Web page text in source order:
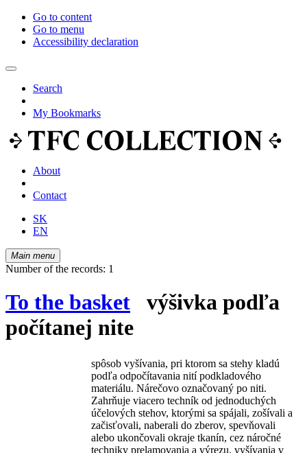
Go to content
Go to menu
Accessibility declaration
Search
My Bookmarks
About
Contact
SK
EN
Main menu
Number of the records: 1
To the basket výšivka podľa
počítanej nite
spôsob vyšívania, pri ktorom sa stehy kladú
podľa odpočítavania nití podkladového
materiálu. Nárečovo označovaný po niti.
Zahrňuje viacero techník od jednoduchých
účelových stehov, ktorými sa spájali, zošívali a
začisťovali, naberali do zberov, spevňovali
alebo ukončovali okraje tkanín, cez náročné
techniky prelamovania a výrezu, vyšívania v